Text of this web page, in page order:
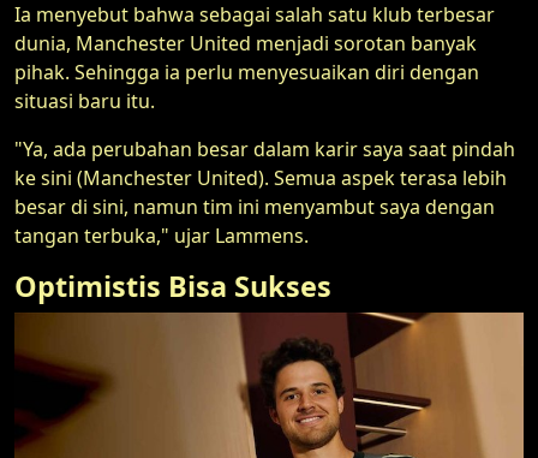
Ia menyebut bahwa sebagai salah satu klub terbesar
dunia, Manchester United menjadi sorotan banyak
pihak. Sehingga ia perlu menyesuaikan diri dengan
situasi baru itu.
"Ya, ada perubahan besar dalam karir saya saat pindah
ke sini (Manchester United). Semua aspek terasa lebih
besar di sini, namun tim ini menyambut saya dengan
tangan terbuka," ujar Lammens.
Optimistis Bisa Sukses